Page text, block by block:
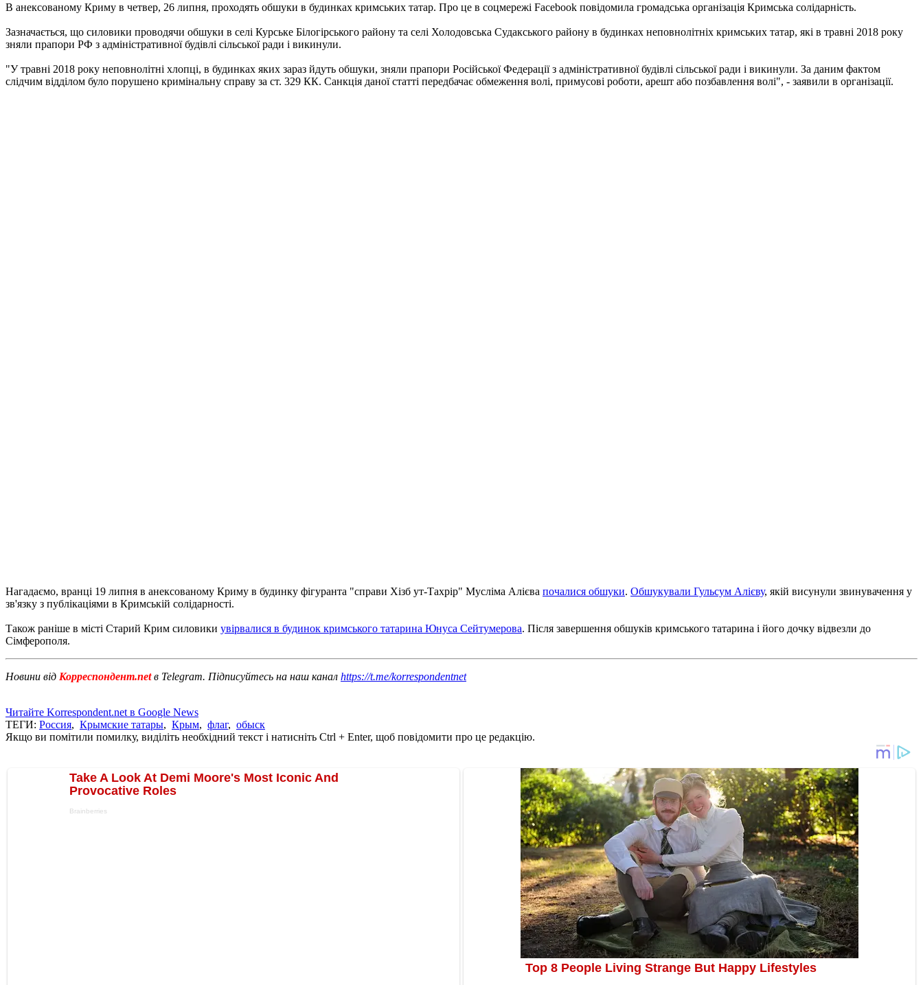
В анексованому Криму в четвер, 26 липня, проходять обшуки в будинках кримських татар. Про це в соцмережі Facebook повідомила громадська організація Кримська солідарність.
Зазначається, що силовики проводячи обшуки в селі Курське Білогірського району та селі Холодовська Судакського району в будинках неповнолітніх кримських татар, які в травні 2018 року
зняли прапори РФ з адміністративної будівлі сільської ради і викинули.
"У травні 2018 року неповнолітні хлопці, в будинках яких зараз йдуть обшуки, зняли прапори Російської Федерації з адміністративної будівлі сільської ради і викинули. За даним фактом
слідчим відділом було порушено кримінальну справу за ст. 329 КК. Санкція даної статті передбачає обмеження волі, примусові роботи, арешт або позбавлення волі", - заявили в організації.
Нагадаємо, вранці 19 липня в анексованому Криму в будинку фігуранта "справи Хізб ут-Тахрір" Мусліма Алієва почалися обшуки. Обшукували Гульсум Алієву, якій висунули звинувачення у
зв'язку з публікаціями в Кримській солідарності.
Також раніше в місті Старий Крим силовики увірвалися в будинок кримського татарина Юнуса Сейтумерова. Після завершення обшуків кримського татарина і його дочку відвезли до
Сімферополя.
Новини від Корреспондент.netв Telegram. Підписуйтесь на наш канал https://t.me/korrespondentnet
Читайте Korrespondent.net в Google News
ТЕГИ: Россия, Крымские татары, Крым, флаг, обыск
Якщо ви помітили помилку, виділіть необхідний текст і натисніть Ctrl + Enter, щоб повідомити про це редакцію.